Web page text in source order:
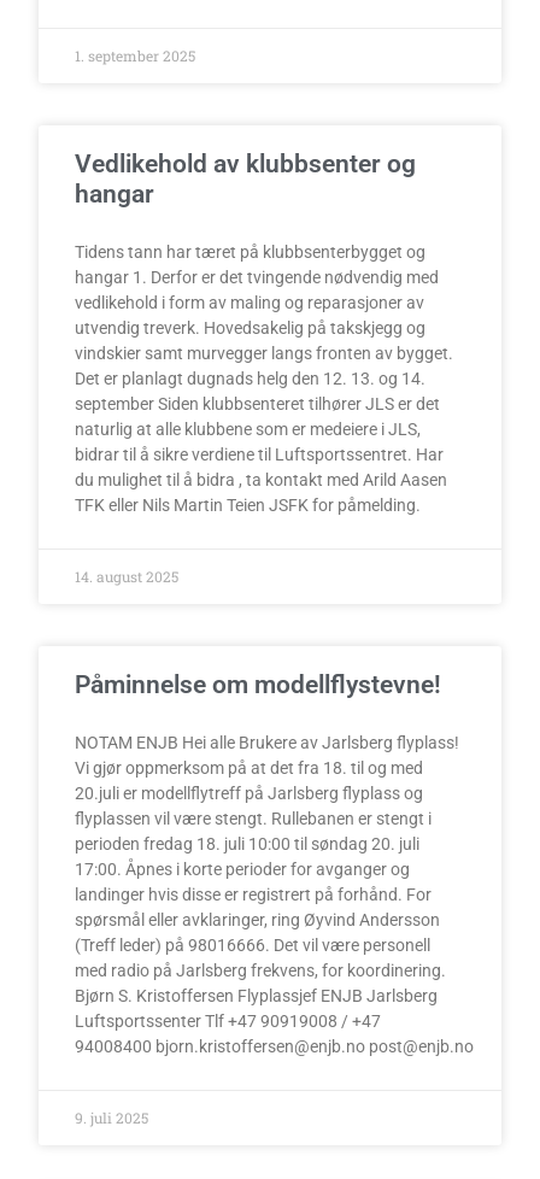
1. september 2025
Vedlikehold av klubbsenter og
hangar
Tidens tann har tæret på klubbsenterbygget og
hangar 1. Derfor er det tvingende nødvendig med
vedlikehold i form av maling og reparasjoner av
utvendig treverk. Hovedsakelig på takskjegg og
vindskier samt murvegger langs fronten av bygget.
Det er planlagt dugnads helg den 12. 13. og 14.
september Siden klubbsenteret tilhører JLS er det
naturlig at alle klubbene som er medeiere i JLS,
bidrar til å sikre verdiene til Luftsportssentret. Har
du mulighet til å bidra , ta kontakt med Arild Aasen
TFK eller Nils Martin Teien JSFK for påmelding.
14. august 2025
Påminnelse om modellflystevne!
NOTAM ENJB Hei alle Brukere av Jarlsberg flyplass!
Vi gjør oppmerksom på at det fra 18. til og med
20.juli er modellflytreff på Jarlsberg flyplass og
flyplassen vil være stengt. Rullebanen er stengt i
perioden fredag 18. juli 10:00 til søndag 20. juli
17:00. Åpnes i korte perioder for avganger og
landinger hvis disse er registrert på forhånd. For
spørsmål eller avklaringer, ring Øyvind Andersson
(Treff leder) på 98016666. Det vil være personell
med radio på Jarlsberg frekvens, for koordinering.
Bjørn S. Kristoffersen Flyplassjef ENJB Jarlsberg
Luftsportssenter Tlf +47 90919008 / +47
94008400 bjorn.kristoffersen@enjb.no post@enjb.no
9. juli 2025